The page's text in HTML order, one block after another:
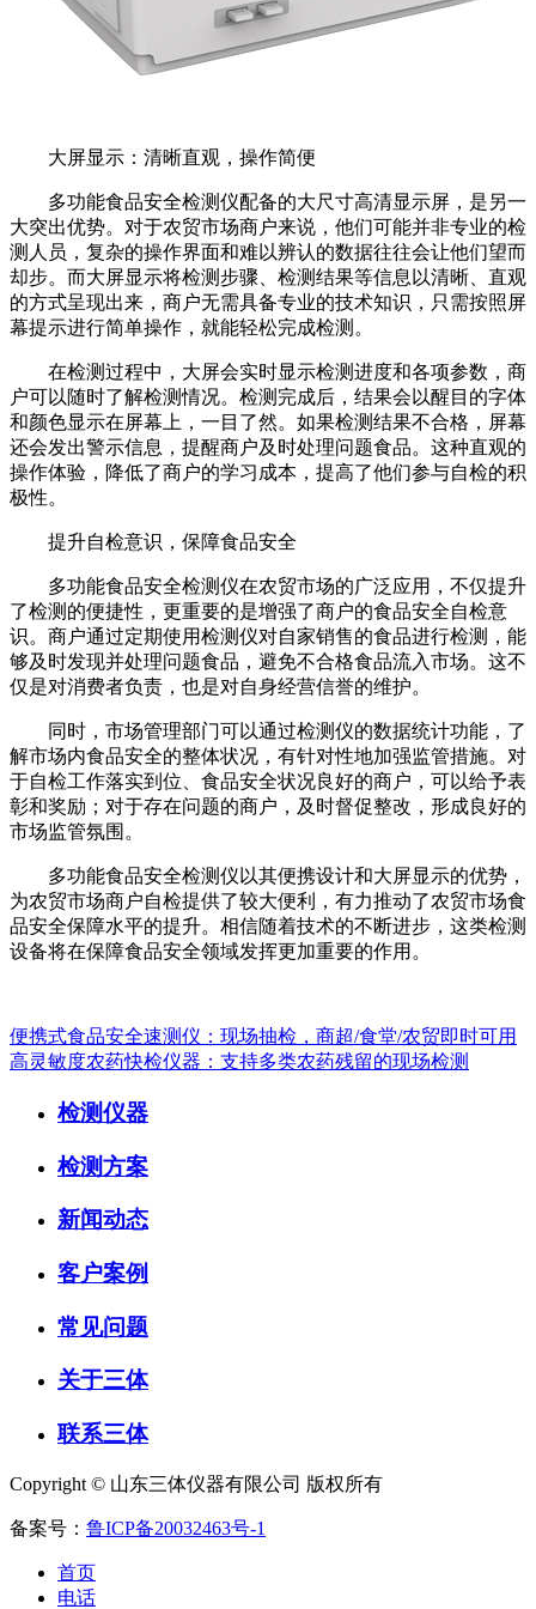
大屏显示：清晰直观，操作简便
多功能食品安全检测仪配备的大尺寸高清显示屏，是另一
大突出优势。对于农贸市场商户来说，他们可能并非专业的检
测人员，复杂的操作界面和难以辨认的数据往往会让他们望而
却步。而大屏显示将检测步骤、检测结果等信息以清晰、直观
的方式呈现出来，商户无需具备专业的技术知识，只需按照屏
幕提示进行简单操作，就能轻松完成检测。
在检测过程中，大屏会实时显示检测进度和各项参数，商
户可以随时了解检测情况。检测完成后，结果会以醒目的字体
和颜色显示在屏幕上，一目了然。如果检测结果不合格，屏幕
还会发出警示信息，提醒商户及时处理问题食品。这种直观的
操作体验，降低了商户的学习成本，提高了他们参与自检的积
极性。
提升自检意识，保障食品安全
多功能食品安全检测仪在农贸市场的广泛应用，不仅提升
了检测的便捷性，更重要的是增强了商户的食品安全自检意
识。商户通过定期使用检测仪对自家销售的食品进行检测，能
够及时发现并处理问题食品，避免不合格食品流入市场。这不
仅是对消费者负责，也是对自身经营信誉的维护。
同时，市场管理部门可以通过检测仪的数据统计功能，了
解市场内食品安全的整体状况，有针对性地加强监管措施。对
于自检工作落实到位、食品安全状况良好的商户，可以给予表
彰和奖励；对于存在问题的商户，及时督促整改，形成良好的
市场监管氛围。
多功能食品安全检测仪以其便携设计和大屏显示的优势，
为农贸市场商户自检提供了较大便利，有力推动了农贸市场食
品安全保障水平的提升。相信随着技术的不断进步，这类检测
设备将在保障食品安全领域发挥更加重要的作用。
便携式食品安全速测仪：现场抽检，商超/食堂/农贸即时可用
高灵敏度农药快检仪器：支持多类农药残留的现场检测
检测仪器
检测方案
新闻动态
客户案例
常见问题
关于三体
联系三体
Copyright © 山东三体仪器有限公司 版权所有
备案号： 鲁ICP备20032463号-1
首页
电话